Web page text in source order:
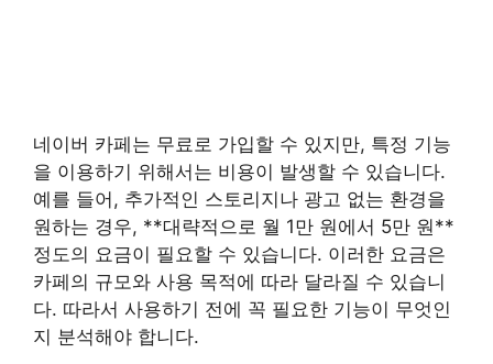
네이버 카페는 무료로 가입할 수 있지만, 특정 기능
을 이용하기 위해서는 비용이 발생할 수 있습니다.
예를 들어, 추가적인 스토리지나 광고 없는 환경을
원하는 경우, **대략적으로 월 1만 원에서 5만 원**
정도의 요금이 필요할 수 있습니다. 이러한 요금은
카페의 규모와 사용 목적에 따라 달라질 수 있습니
다. 따라서 사용하기 전에 꼭 필요한 기능이 무엇인
지 분석해야 합니다.